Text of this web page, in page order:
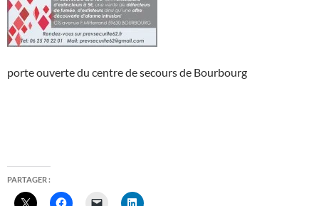
porte ouverte du centre de secours de Bourbourg
PARTAGER :